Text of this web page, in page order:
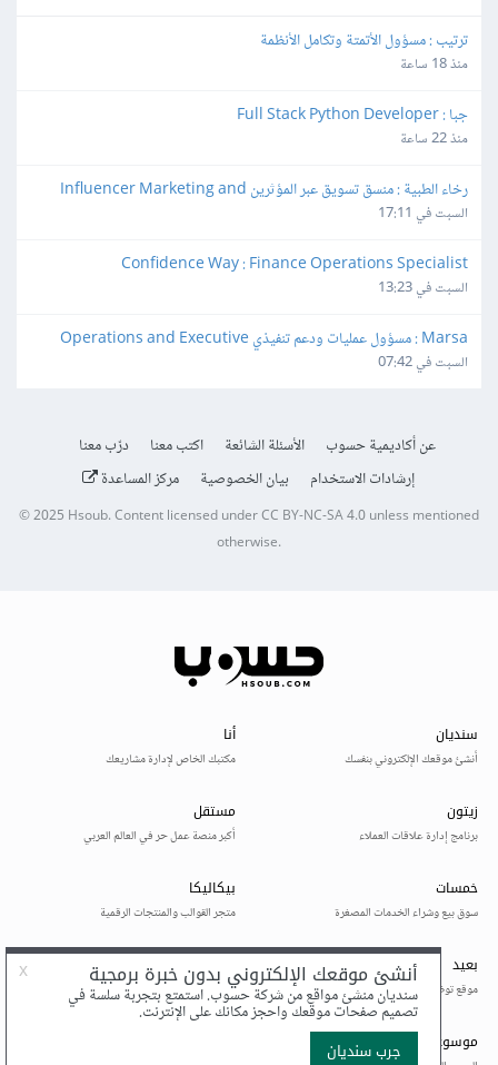
ترتيب : مسؤول الأتمتة وتكامل الأنظمة
منذ 18 ساعة
جبا : Full Stack Python Developer
منذ 22 ساعة
Production Coordinator
السبت في 17:11
Confidence Way : Finance Operations Specialist
السبت في 13:23
Support Lead
السبت في 07:42
عن أكاديمية حسوب الأسئلة الشائعة اكتب معنا
درّب معنا
إرشادات الاستخدام
بيان الخصوصية مركز المساعدة
© 2025 Hsoub.Content licensed underCC BY-NC-SA 4.0unless mentioned
otherwise.